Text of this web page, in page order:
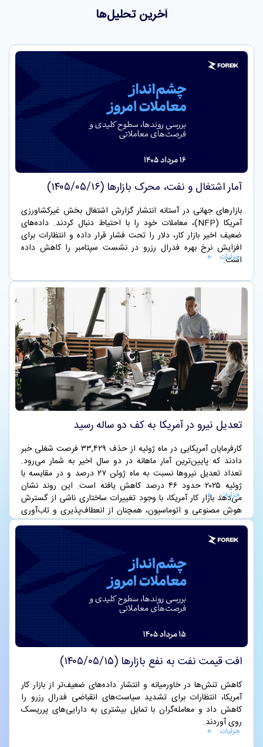
آخرین تحلیل‌ها
آمار اشتغال و نفت، محرک بازارها (۱۴۰۵/۰۵/۱۶)
بازارهای جهانی در آستانه انتشار گزارش اشتغال بخش غیرکشاورزی
آمریکا (NFP)، معاملات خود را با احتیاط دنبال کردند. داده‌های
ضعیف اخیر بازار کار، دلار را تحت فشار قرار داده و انتظارات برای
افزایش نرخ بهره فدرال رزرو در نشست سپتامبر را کاهش داده
است.
جزئیات
تعدیل نیرو در آمریکا به کف دو ساله رسید
کارفرمایان آمریکایی در ماه ژوئیه از حذف ۳۳,۴۲۹ فرصت شغلی خبر
دادند که پایین‌ترین آمار ماهانه در دو سال اخیر به شمار می‌رود.
تعداد تعدیل نیروها نسبت به ماه ژوئن ۲۷ درصد و در مقایسه با
ژوئیه ۲۰۲۵ حدود ۴۶ درصد کاهش یافته است. این روند نشان
می‌دهد بازار کار آمریکا، با وجود تغییرات ساختاری ناشی از گسترش
هوش مصنوعی و اتوماسیون، همچنان از انعطاف‌پذیری و تاب‌آوری
بالایی برخوردار است.
جزئیات
افت قیمت نفت به نفع بازارها (۱۴۰۵/۰۵/۱۵)
کاهش تنش‌ها در خاورمیانه و انتشار داده‌های ضعیف‌تر از بازار کار
آمریکا، انتظارات برای تشدید سیاست‌های انقباضی فدرال رزرو را
کاهش داد و معامله‌گران با تمایل بیشتری به دارایی‌های پرریسک
روی آوردند.
جزئیات